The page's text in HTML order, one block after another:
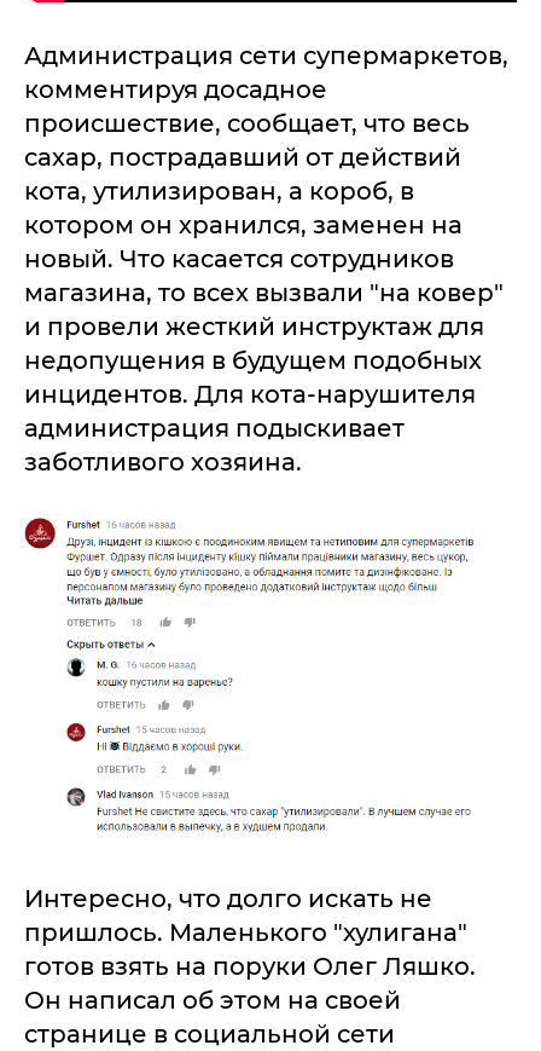
Администрация сети супермаркетов,
комментируя досадное
происшествие, сообщает, что весь
сахар, пострадавший от действий
кота, утилизирован, а короб, в
котором он хранился, заменен на
новый. Что касается сотрудников
магазина, то всех вызвали "на ковер"
и провели жесткий инструктаж для
недопущения в будущем подобных
инцидентов. Для кота-нарушителя
администрация подыскивает
заботливого хозяина.
Интересно, что долго искать не
пришлось. Маленького "хулигана"
готов взять на поруки Олег Ляшко.
Он написал об этом на своей
странице в социальной сети